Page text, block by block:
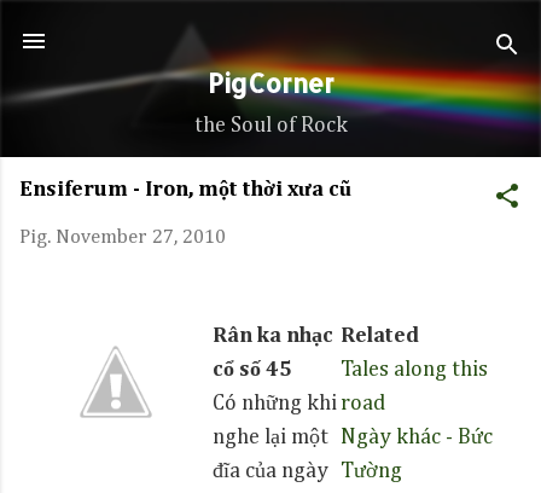
Skip to main content
PigCorner
the Soul of Rock
Ensiferum - Iron, một thời xưa cũ
Pig. November 27, 2010
Related
Tales along this
road
Ngày khác - Bức
Tường
Rân ka nhạc
cổ số 45
Có những khi
nghe lại một
đĩa của ngày